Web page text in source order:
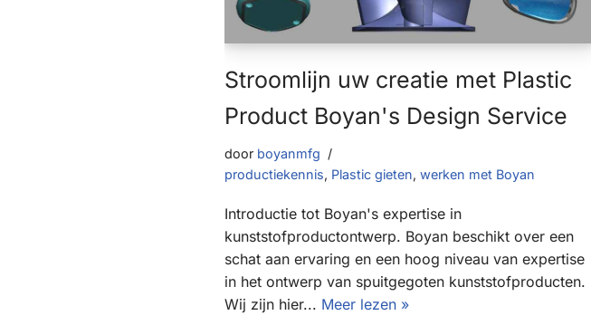
Stroomlijn uw creatie met Plastic
Product Boyan's Design Service
door boyanmfg
productiekennis, Plastic gieten,werken met Boyan
Introductie tot Boyan's expertise in
kunststofproductontwerp. Boyan beschikt over een
schat aan ervaring en een hoog niveau van expertise
in het ontwerp van spuitgegoten kunststofproducten.
Wij zijn hier... Meer lezen »